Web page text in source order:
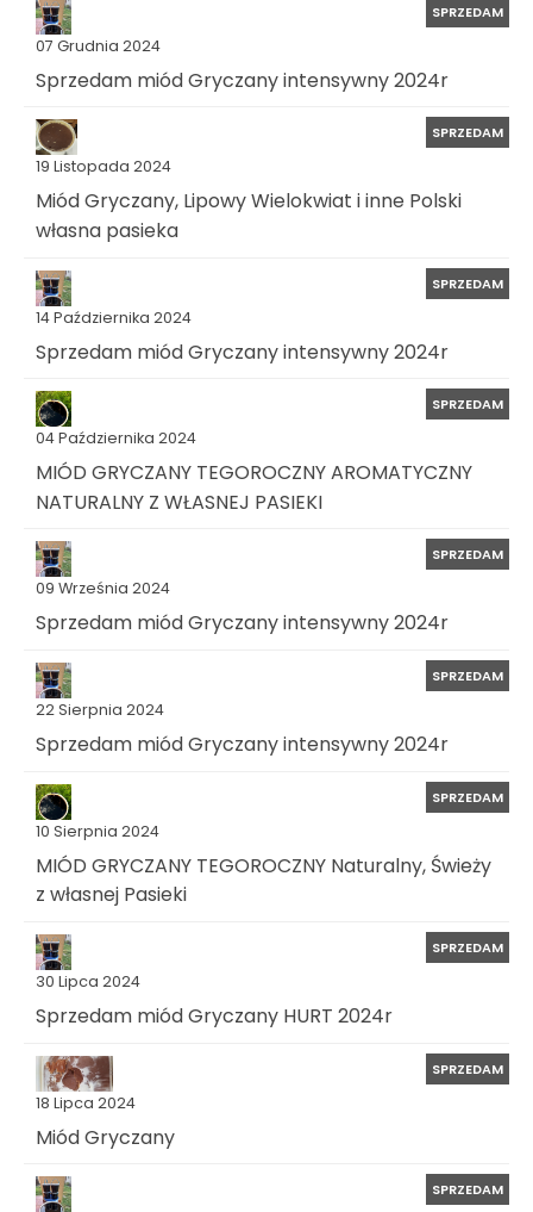
07 Grudnia 2024
SPRZEDAM
Sprzedam miód Gryczany intensywny 2024r
19 Listopada 2024
SPRZEDAM
Miód Gryczany, Lipowy Wielokwiat i inne Polski
własna pasieka
14 Października 2024
SPRZEDAM
Sprzedam miód Gryczany intensywny 2024r
04 Października 2024
SPRZEDAM
MIÓD GRYCZANY TEGOROCZNY AROMATYCZNY
NATURALNY Z WŁASNEJ PASIEKI
09 Września 2024
SPRZEDAM
Sprzedam miód Gryczany intensywny 2024r
22 Sierpnia 2024
SPRZEDAM
Sprzedam miód Gryczany intensywny 2024r
10 Sierpnia 2024
SPRZEDAM
MIÓD GRYCZANY TEGOROCZNY Naturalny, Świeży
z własnej Pasieki
30 Lipca 2024
SPRZEDAM
Sprzedam miód Gryczany HURT 2024r
18 Lipca 2024
SPRZEDAM
Miód Gryczany
SPRZEDAM